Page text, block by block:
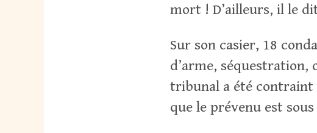
mort ! D’ailleurs, il le
Sur son casier, 18
d’arme,
tribunal a été contraint
que le prévenu est